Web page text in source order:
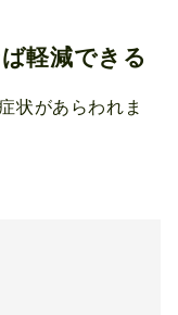
軽減できる
状があらわれま